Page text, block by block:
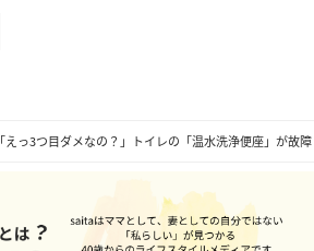
「えっ3つ目ダメなの？」トイレの「温水洗浄便座」が故